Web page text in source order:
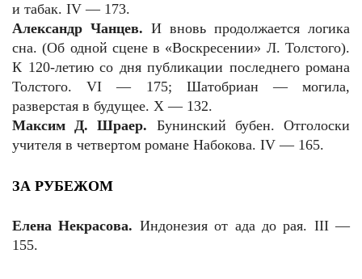
и табак. IV — 173.
Александр Чанцев. И вновь продолжается логика
сна. (Об одной сцене в «Воскресении» Л. Толстого).
К 120-летию со дня публикации последнего романа
Толстого. VI — 175; Шатобриан — могила,
разверстая в будущее. X — 132.
Максим Д. Шраер. Бунинский бубен. Отголоски
учителя в четвертом романе Набокова. IV — 165.
ЗА РУБЕЖОМ
Елена Некрасова. Индонезия от ада до рая. III —
155.